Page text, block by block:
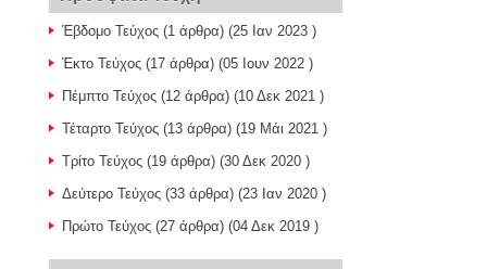
Έβδομο Τεύχος (1 άρθρα) (25 Ιαν 2023 )
Έκτο Τεύχος (17 άρθρα) (05 Ιουν 2022 )
Πέμπτο Τεύχος (12 άρθρα) (10 Δεκ 2021 )
Τέταρτο Τεύχος (13 άρθρα) (19 Μάι 2021 )
Τρίτο Τεύχος (19 άρθρα) (30 Δεκ 2020 )
Δεύτερο Τεύχος (33 άρθρα) (23 Ιαν 2020 )
Πρώτο Τεύχος (27 άρθρα) (04 Δεκ 2019 )